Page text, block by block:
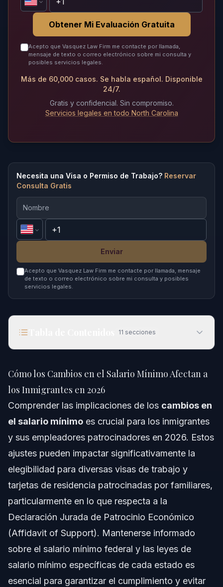
Obtener Mi Evaluación Gratuita
Acepto que Vasquez Law Firm me contacte por llamada,
mensaje de texto o correo electrónico sobre mi consulta y
posibles servicios legales.
Más de 60,000 casos. Se habla español. Disponible
24/7.
Gratis y confidencial. Sin compromiso.
Servicios legales en todo North Carolina
Necesita una Visa o Permiso de Trabajo? Reservar
Consulta Gratis
Enviar
Acepto que Vasquez Law Firm me contacte por llamada, mensaje
de texto o correo electrónico sobre mi consulta y posibles
servicios legales.
11 secciones
los Inmigrantes en 2026
Respuesta Rápida
Impacto de los Cambios en el Salario Mínimo en
la Inmigración
Guías Federales de Pobreza 2026 y Patrocinio
Determinaciones de Salario Prevaleciente para
Visas de Empleo
Categorías Clave de Visas Afectadas por los Cambios
Pasos para Abordar los Cambios en el Salario
Mínimo en su Solicitud
Errores Comunes a Evitar con los Requisitos
Salariales
Notas de Inmigración en NC, FL y a Nivel
Nacional
Cómo los Cambios en el Salario Mínimo Afectan a
los Inmigrantes en 2026
Comprender las implicaciones de los cambios en
el salario mínimo es crucial para los inmigrantes
y sus empleadores patrocinadores en 2026. Estos
ajustes pueden impactar significativamente la
elegibilidad para diversas visas de trabajo y
tarjetas de residencia patrocinadas por familiares,
particularmente en lo que respecta a la
Declaración Jurada de Patrocinio Económico
(Affidavit of Support). Mantenerse informado
sobre el salario mínimo federal y las leyes de
salario mínimo específicas de cada estado es
esencial para garantizar el cumplimiento y evitar